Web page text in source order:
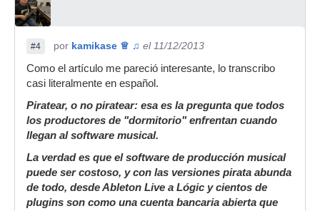
#4 por kamikase ♕ ♫ el 11/12/2013
Como el artículo me pareció interesante, lo transcribo
casi literalmente en español.
Piratear, o no piratear: esa es la pregunta que todos
los productores de "dormitorio" enfrentan cuando
llegan al software musical.
La verdad es que el software de producción musical
puede ser costoso, y con las versiones pirata abunda
de todo, desde Ableton Live a Lógic y cientos de
plugins son como una cuenta bancaria abierta que